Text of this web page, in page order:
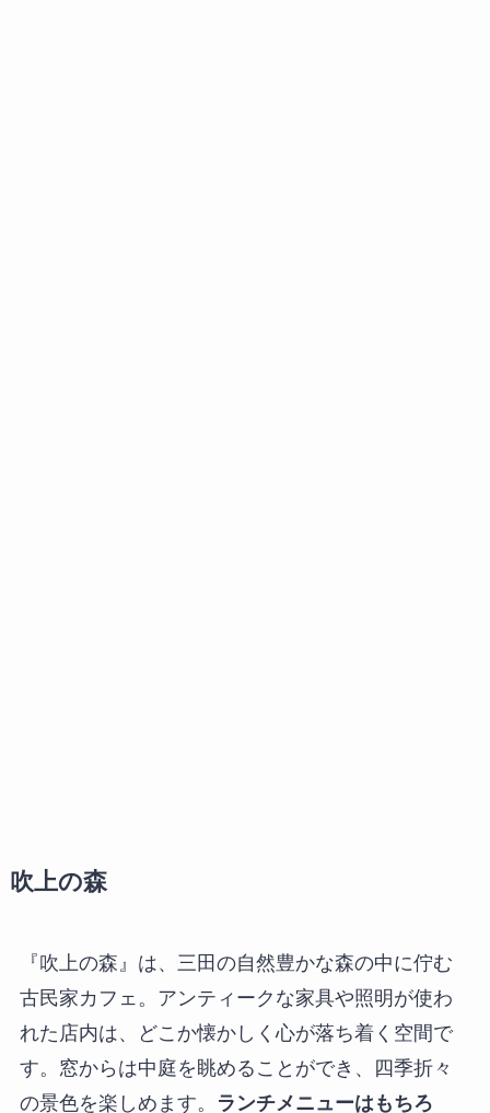
吹上の森
『吹上の森』は、三田の自然豊かな森の中に佇む
古民家カフェ。アンティークな家具や照明が使わ
れた店内は、どこか懐かしく心が落ち着く空間で
す。窓からは中庭を眺めることができ、四季折々
の景色を楽しめます。
ランチメニューはもちろ